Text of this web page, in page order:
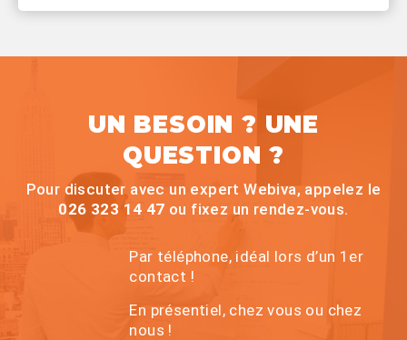
UN BESOIN ? UNE
QUESTION ?
Pour discuter avec un expert Webiva, appelez le
026 323 14 47 ou fixez un rendez-vous.
Par téléphone, idéal lors d’un 1er
contact !
En présentiel, chez vous ou chez
nous !